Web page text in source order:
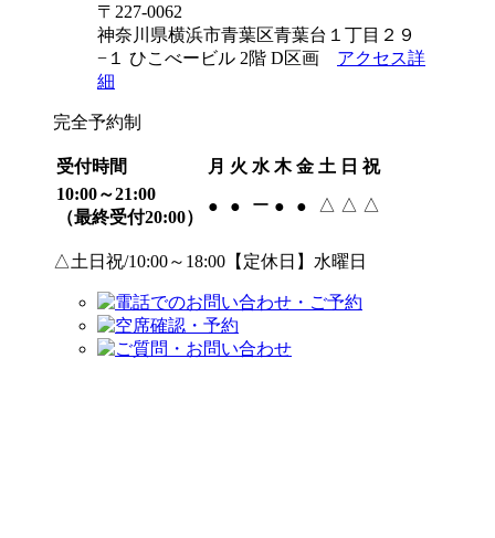
〒227-0062
神奈川県横浜市青葉区青葉台１丁目２９
−１ ひこべービル 2階 D区画 アクセス詳
細
完全予約制
受付時間 月 火 水 木 金 土 日 祝
10:00～21:00
（最終受付20:00）
● ● ー ● ● △ △ △
△土日祝/10:00～18:00【定休日】水曜日